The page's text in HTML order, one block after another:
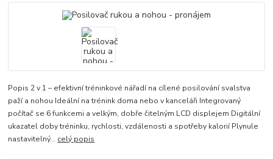
Popis 2 v 1 – efektivní tréninkové nářadí na cílené posilování svalstva
paží a nohou Ideální na trénink doma nebo v kanceláři Integrovaný
počítač se 6 funkcemi a velkým, dobře čitelným LCD displejem Digitální
ukazatel doby tréninku, rychlosti, vzdálenosti a spotřeby kalorií Plynule
nastavitelný... celý popis